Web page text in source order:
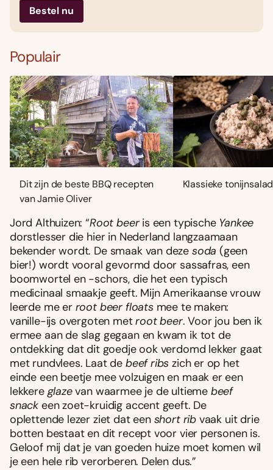
Bestel nu
Populair
Dit zijn de beste BBQ recepten
van Jamie Oliver
Klassieke
Jord Althuizen: “Root beeris een typische Yankee
dorstlesser die hier in Nederland langzaamaan
bekender wordt. De smaak van deze soda (geen
bier!) wordt vooral gevormd door sassafras, een
boomwortel en -schors, die het een typisch
medicinaal smaakje geeft. Mijn Amerikaanse vrouw
leerde me er root beer floats mee te maken:
vanille-ijs overgoten metroot beer. Voor jou ben ik
ermee aan de slag gegaan en kwam ik tot de
ontdekking dat dit goedje ook verdomd lekker gaat
met rundvlees. Laat de beef ribs zich er op het
einde een beetje mee volzuigen en maak er een
lekkereglazevan waarmee je de ultieme beef
snack een zoet-kruidig accent geeft. De
oplettende lezer ziet dat een short rib vaak uit drie
botten bestaat en dit recept voor vier personen is.
Geloof mij dat je van goeden huize moet komen wil
je een hele rib verorberen. Delen dus.”